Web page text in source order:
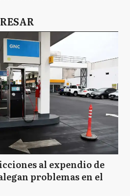
al expendio de
problemas en el